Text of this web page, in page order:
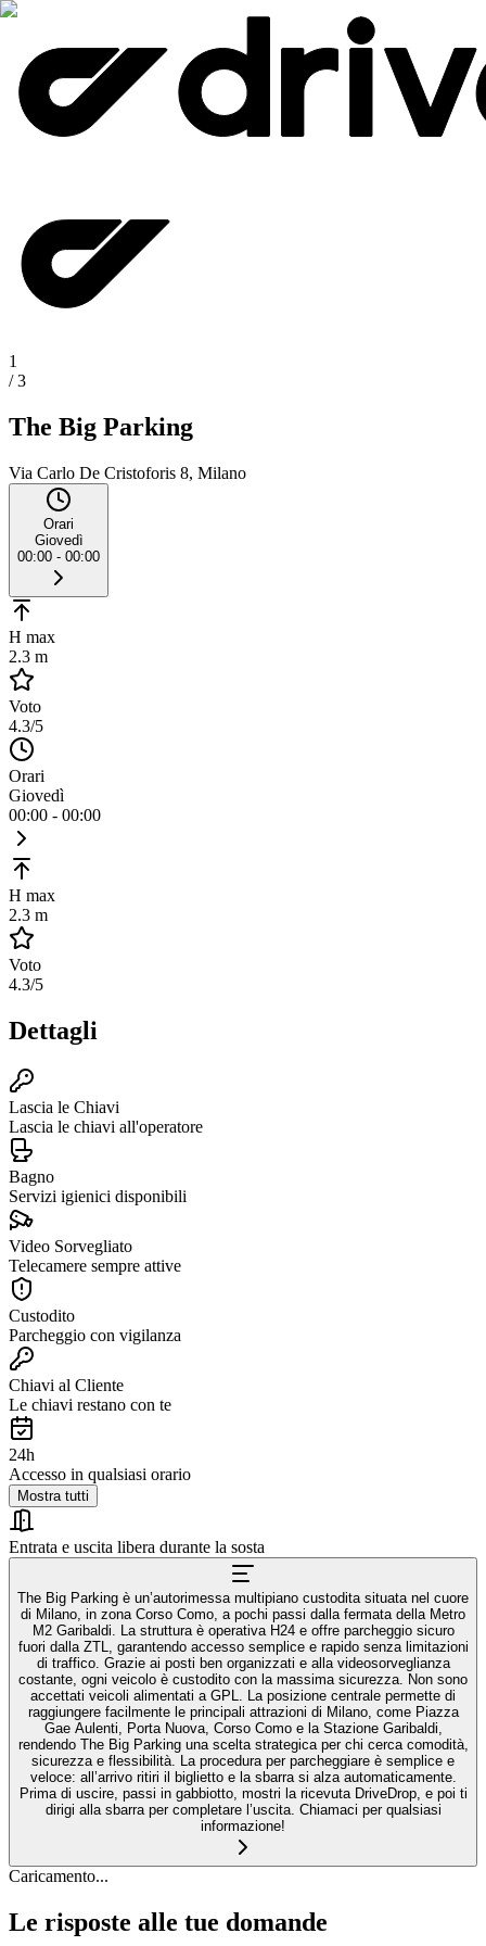
1
/3
The Big Parking
Via Carlo De Cristoforis 8, Milano
Orari
Giovedì
00:00 - 00:00
H max
2.3 m
Voto
4.3/5
Orari
Giovedì
00:00 - 00:00
H max
2.3 m
Voto
4.3/5
Dettagli
Lascia le Chiavi
Lascia le chiavi all'operatore
Bagno
Servizi igienici disponibili
Video Sorvegliato
Telecamere sempre attive
Custodito
Parcheggio con vigilanza
Chiavi al Cliente
Le chiavi restano con te
24h
Accesso in qualsiasi orario
Mostra tutti
Entrata e uscita libera durante la sosta
The Big Parking è un’autorimessa multipiano custodita situata nel cuore
di Milano, in zona Corso Como, a pochi passi dalla fermata della Metro
M2 Garibaldi. La struttura è operativa H24 e offre parcheggio sicuro
fuori dalla ZTL, garantendo accesso semplice e rapido senza limitazioni
di traffico. Grazie ai posti ben organizzati e alla videosorveglianza
costante, ogni veicolo è custodito con la massima sicurezza. Non sono
accettati veicoli alimentati a GPL. La posizione centrale permette di
raggiungere facilmente le principali attrazioni di Milano, come Piazza
Gae Aulenti, Porta Nuova, Corso Como e la Stazione Garibaldi,
rendendo The Big Parking una scelta strategica per chi cerca comodità,
sicurezza e flessibilità. La procedura per parcheggiare è semplice e
veloce: all’arrivo ritiri il biglietto e la sbarra si alza automaticamente.
Prima di uscire, passi in gabbiotto, mostri la ricevuta DriveDrop, e poi ti
dirigi alla sbarra per completare l’uscita. Chiamaci per qualsiasi
informazione!
Caricamento...
Le risposte alle tue domande